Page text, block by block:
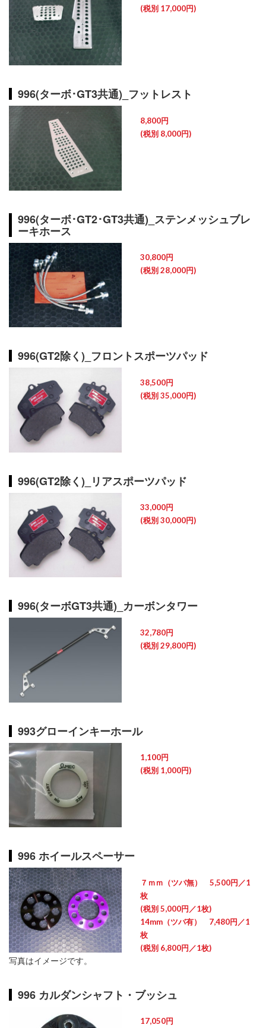
(税別 17,000円)
996(ターボ･GT3共通)_フットレスト
8,800円
(税別 8,000円)
996(ターボ･GT2･GT3共通)_ステンメッシュブレ
ーキホース
30,800円
(税別 28,000円)
996(GT2除く)_フロントスポーツパッド
38,500円
(税別 35,000円)
996(GT2除く)_リアスポーツパッド
33,000円
(税別 30,000円)
996(ターボGT3共通)_カーボンタワー
32,780円
(税別 29,800円)
993グローインキーホール
1,100円
(税別 1,000円)
996 ホイールスペーサー
７ｍｍ（ツバ無） 5,500円／1
枚
(税別 5,000円／1枚)
14mm（ツバ有） 7,480円／1
枚
(税別 6,800円／1枚)
写真はイメージです。
996 カルダンシャフト・ブッシュ
17,050円